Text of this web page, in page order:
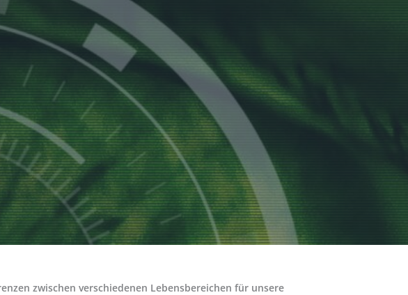
zwischen verschiedenen Lebensbereichen für unsere